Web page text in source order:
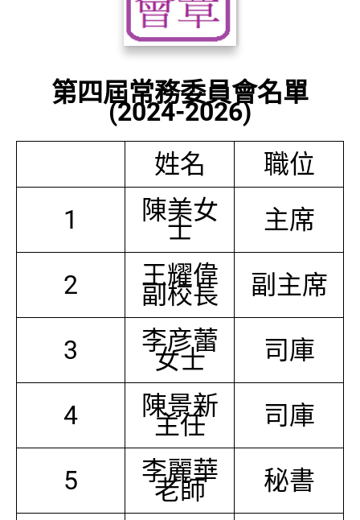
第四屆常務委員會名單
(2024-2026)
姓名
職位
1
陳美女
士 主席
2 王耀偉
副校長 副主席
3 李彦蕾
女士 司庫
4 陳景新
主任 司庫
5 李麗華
老師 秘書